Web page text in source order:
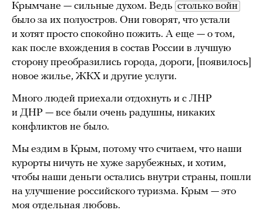
Крымчане — сильные духом. Ведь столько войн
было за их полуостров. Они говорят, что устали
и хотят просто спокойно пожить. А еще — о том,
как после вхождения в состав России в лучшую
сторону преобразились города, дороги, [появилось]
новое жилье, ЖКХ и другие услуги.
Много людей приехали отдохнуть и с ЛНР
и ДНР — все были очень радушны, никаких
конфликтов не было.
Мы ездим в Крым, потому что считаем, что наши
курорты ничуть не хуже зарубежных, и хотим,
чтобы наши деньги остались внутри страны, пошли
на улучшение российского туризма. Крым — это
моя отдельная любовь.